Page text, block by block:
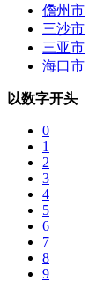
儋州市
三沙市
三亚市
海口市
以数字开头
0
1
2
3
4
5
6
7
8
9